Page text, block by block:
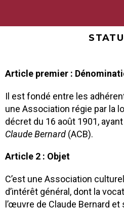
Article premier :
Il est fondé entre les
une Association régie par la
décret du 16 août 1901,
Claude Bernard (ACB).
Article 2 : Objet
C’est une Association
d’intérêt général, dont la
l’œuvre de Claude Bernard